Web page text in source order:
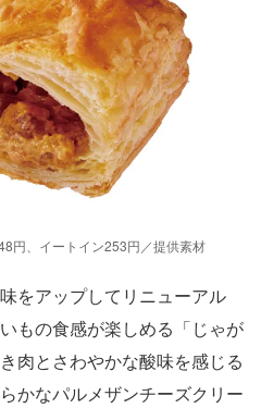
円、イートイン253円／提供素材
をアップしてリニューアル
もの食感が楽しめる「じゃが
肉とさわやかな酸味を感じる
かなパルメザンチーズクリー